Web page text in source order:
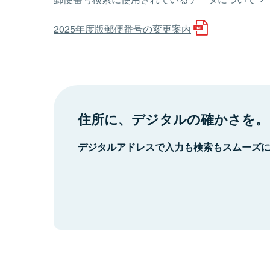
2025年度版郵便番号の変更案内
住所に、デジタルの確かさを。
デジタルアドレスで入力も検索もスムーズ